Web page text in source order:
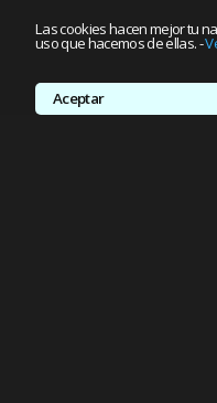
Las cookies hacen mejor tu
uso que hacemos de ellas.-
Aceptar